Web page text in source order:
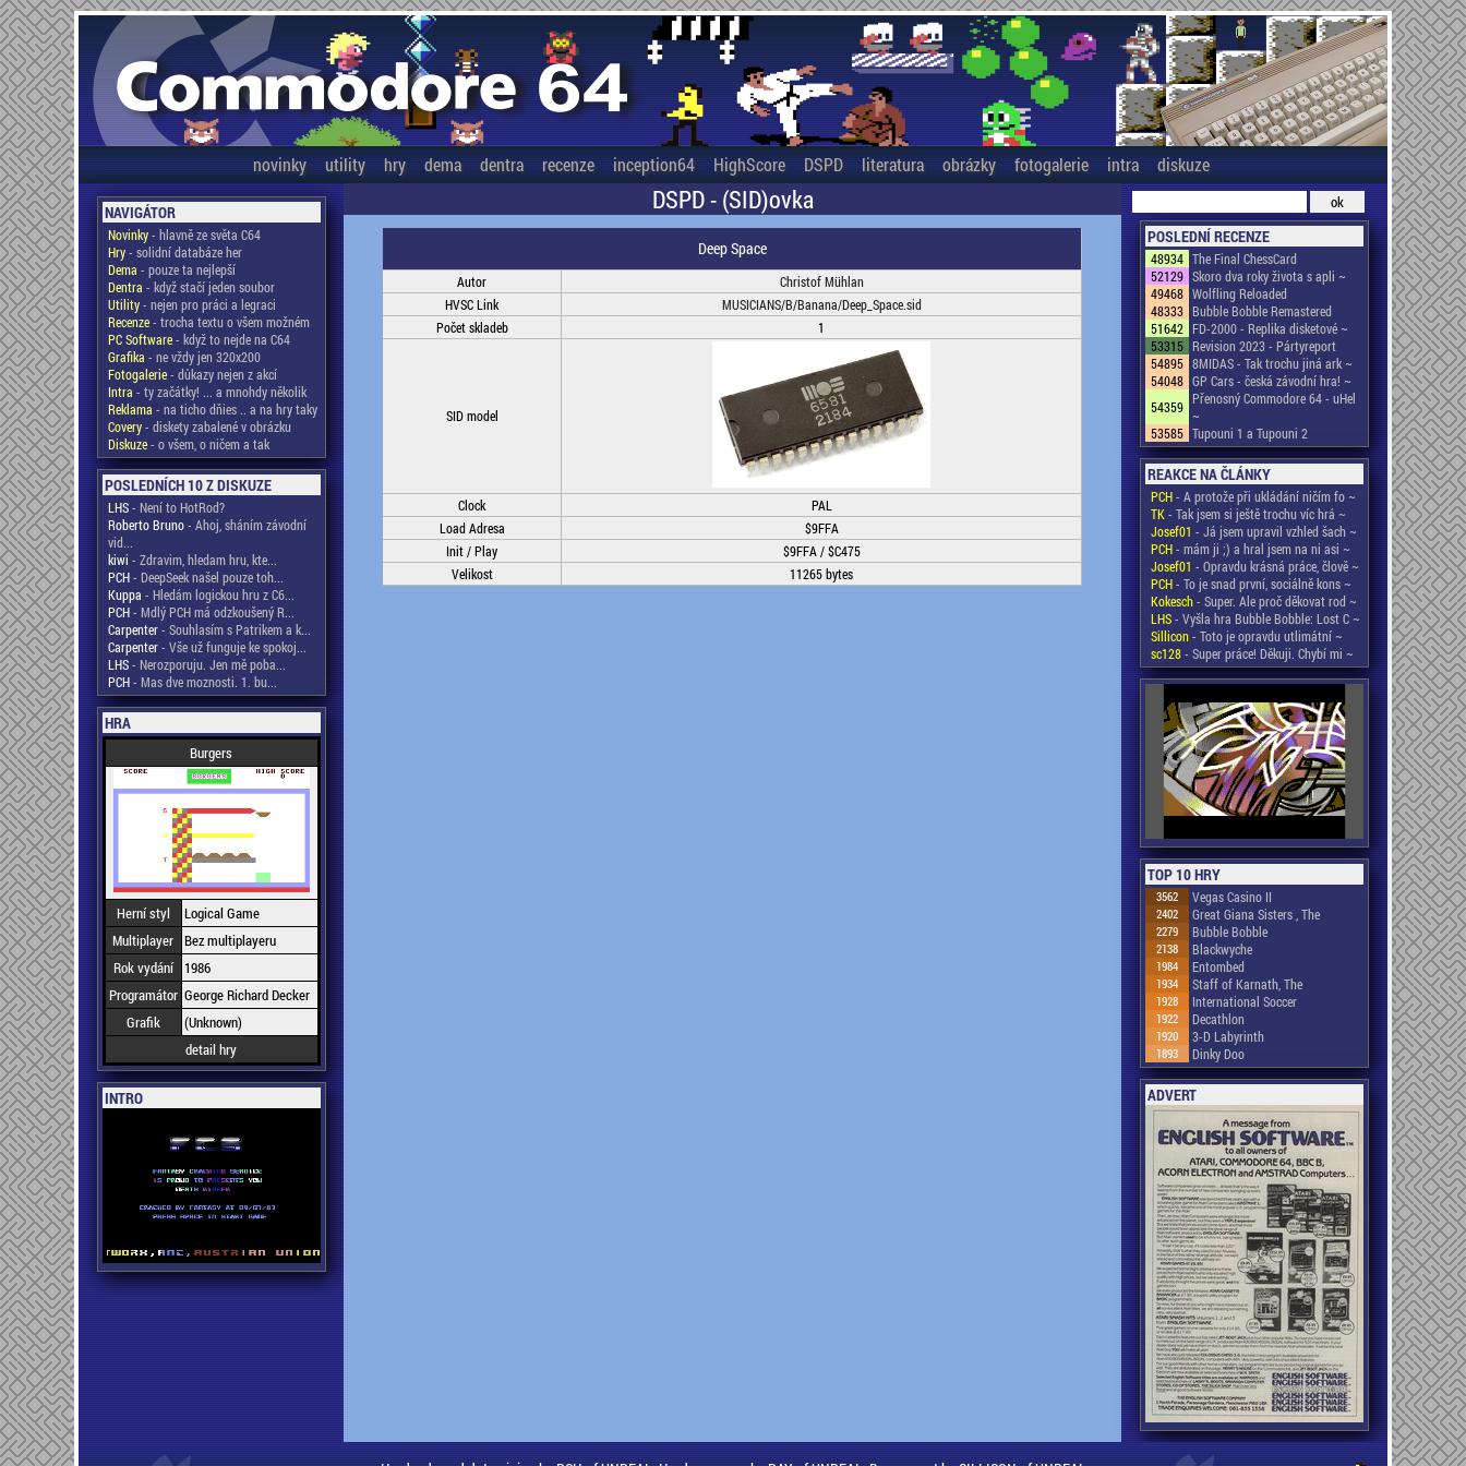
novinky utility hry dema dentra recenze inception64 HighScore DSPD literatura obrázky fotogalerie intra diskuze
NAVIGÁTOR
Novinky- hlavně ze světa C64
Hry- solidní databáze her
Dema - pouze ta nejlepší
Dentra - když stačí jeden soubor
Utility- nejen pro práci a legraci
Recenze- trocha textu o všem možném
PC Software- když to nejde na C64
Grafika - ne vždy jen 320x200
Fotogalerie- důkazy nejen z akcí
Intra - ty začátky! ... a mnohdy několik
Reklama - na ticho dňies .. a na hry taky
Covery- diskety zabalené v obrázku
Diskuze- o všem, o ničem a tak
POSLEDNÍCH 10 Z DISKUZE
LHS- Není to HotRod?
Roberto Bruno- Ahoj, sháním závodní
vid...
kiwi - Zdravim, hledam hru, kte...
PCH- DeepSeek našel pouze toh...
Kuppa - Hledám logickou hru z C6...
PCH- Mdlý PCH má odzkoušený R...
Carpenter- Souhlasím s Patrikem a k...
Carpenter- Vše už funguje ke spokoj...
LHS- Nerozporuju. Jen mě poba...
PCH- Mas dve moznosti. 1. bu...
HRA
Burgers
Herní styl
Logical Game
Multiplayer Bez multiplayeru
Rok vydání
1986
Programátor George Richard Decker
Grafik
(Unknown)
detail hry
INTRO
DSPD - (SID)ovka
Deep Space
Autor
Christof Mühlan
HVSC Link
MUSICIANS/B/Banana/Deep_Space.sid
Počet skladeb
1
SID model
Clock
PAL
Load Adresa
$9FFA
Init / Play
$9FFA / $C475
Velikost
11265 bytes
POSLEDNÍ RECENZE
48934 The Final ChessCard
52129 Skoro dva roky života s apli ~
49468 Wolfling Reloaded
48333 Bubble Bobble Remastered
51642 FD-2000 - Replika disketové ~
53315 Revision 2023 - Pártyreport
54895 8MIDAS - Tak trochu jiná ark ~
54048 GP Cars - česká závodní hra! ~
54359 Přenosný Commodore 64 - uHel
~
53585 Tupouni 1 a Tupouni 2
REAKCE NA ČLÁNKY
PCH- A protože při ukládání ničím fo ~
TK- Tak jsem si ještě trochu víc hrá ~
Josef01 - Já jsem upravil vzhled šach ~
PCH- mám ji ;) a hral jsem na ni asi ~
Josef01 - Opravdu krásná práce, člově ~
PCH- To je snad první, sociálně kons ~
Kokesch- Super. Ale proč děkovat rod ~
LHS- Vyšla hra Bubble Bobble: Lost C ~
Sillicon- Toto je opravdu utlimátní ~
sc128- Super práce! Děkuji. Chybí mi ~
TOP 10 HRY
3562 Vegas Casino II
2402 Great Giana Sisters , The
2279 Bubble Bobble
2138 Blackwyche
1984 Entombed
1934 Staff of Karnath, The
1928 International Soccer
1922 Decathlon
1920 3-D Labyrinth
1893 Dinky Doo
ADVERT